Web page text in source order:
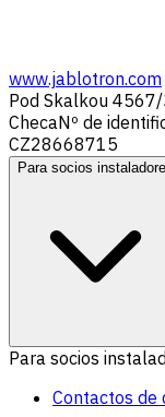
www.jablotron.com
Pod Skalkou
ChecaNº de
CZ28668715
Para socios
Para socios
Contactos de